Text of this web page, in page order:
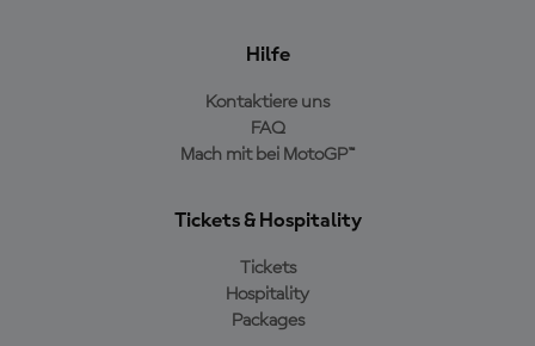
Hilfe
Kontaktiere uns
FAQ
Mach mit bei MotoGP™
Tickets & Hospitality
Tickets
Hospitality
Packages